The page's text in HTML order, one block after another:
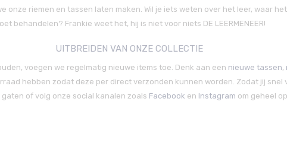
onze riemen en tassen laten maken. Wil je iets weten over het leer, waar
behandelen? Frankie weet het, hij is niet voor niets DE LEERMENEER!
UITBREIDEN VAN ONZE COLLECTIE
voegen we regelmatig nieuwe items toe. Denk aan een nieuwe tassen,
hebben zodat deze per direct verzonden kunnen worden. Zodat jij
of volg onze social kanalen zoals Facebook en Instagram om geheel